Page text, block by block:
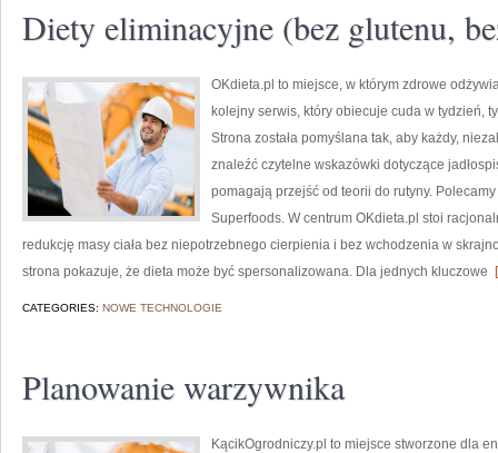
Diety eliminacyjne (bez glutenu,
OKdieta.pl to miejsce, w którym zdrowe
kolejny serwis, który obiecuje cuda w tydzień,
Strona została pomyślana tak, aby każdy,
znaleźć czytelne wskazówki dotyczące
pomagają przejść od teorii do rutyny.
Superfoods. W centrum OKdieta.pl stoi
redukcję masy ciała bez niepotrzebnego cierpienia i bez wchodzenia w
strona pokazuje, że dieta może być spersonalizowana. Dla jednych kluczowe
CATEGORIES: NOWE TECHNOLOGIE
Planowanie warzywnika
KącikOgrodniczy.pl to miejsce stworzone dla